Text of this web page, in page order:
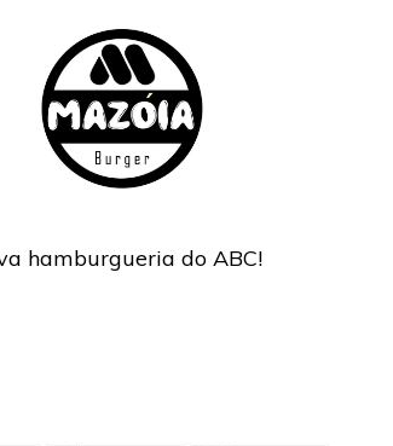
hamburgueria do ABC!